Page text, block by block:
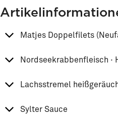
Matjes Doppelfilets
Nordseekrabbenfleisch ·
Lachsstremel
Sylter Sauce